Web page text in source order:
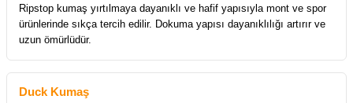
Ripstop kumaş yırtılmaya dayanıklı ve hafif yapısıyla mont ve spor
ürünlerinde sıkça tercih edilir. Dokuma yapısı dayanıklılığı artırır ve
uzun ömürlüdür.
Duck Kumaş